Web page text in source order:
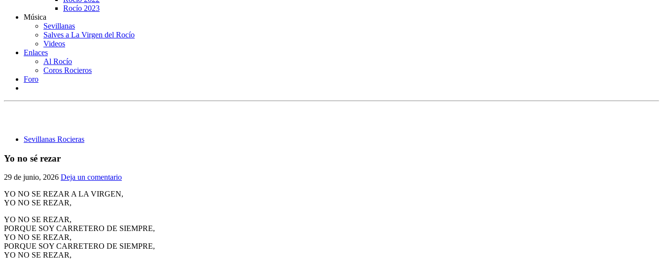
Rocío 2023
Música
Sevillanas
Salves a La Virgen del Rocío
Videos
Enlaces
Al Rocío
Coros Rocieros
Foro
Sevillanas Rocieras
Yo no sé rezar
29 de junio, 2026 Deja un comentario
YO NO SE REZAR A LA VIRGEN,
YO NO SE REZAR,
YO NO SE REZAR,
PORQUE SOY CARRETERO DE SIEMPRE,
YO NO SE REZAR,
PORQUE SOY CARRETERO DE SIEMPRE,
YO NO SE REZAR,